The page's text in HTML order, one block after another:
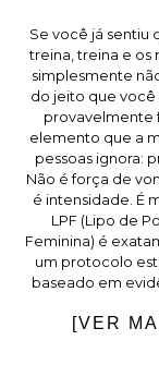
Se você já sentiu
treina, treina e os
simplesmente
do jeito que você
provavelmente
elemento que a
pessoas ignora:
Não é força de
é intensidade. É
LPF (Lipo de
Feminina) é
um protocolo
baseado em
[VER